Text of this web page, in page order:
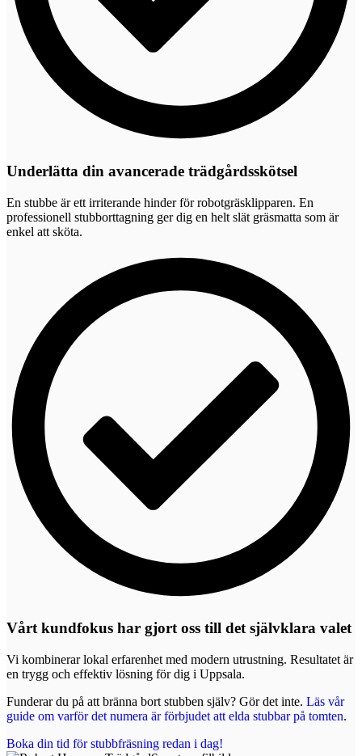
Underlätta din avancerade trädgårdsskötsel
En stubbe är ett irriterande hinder för robotgräsklipparen. En
professionell stubborttagning ger dig en helt slät gräsmatta som är
enkel att sköta.
Vårt kundfokus har gjort oss till det självklara valet
Vi kombinerar lokal erfarenhet med modern utrustning. Resultatet är
en trygg och effektiv lösning för dig i Uppsala.
Funderar du på att bränna bort stubben själv? Gör det inte. Läs vår
guide om varför det numera är förbjudet att elda stubbar på tomten.
Boka din tid för stubbfräsning redan i dag!